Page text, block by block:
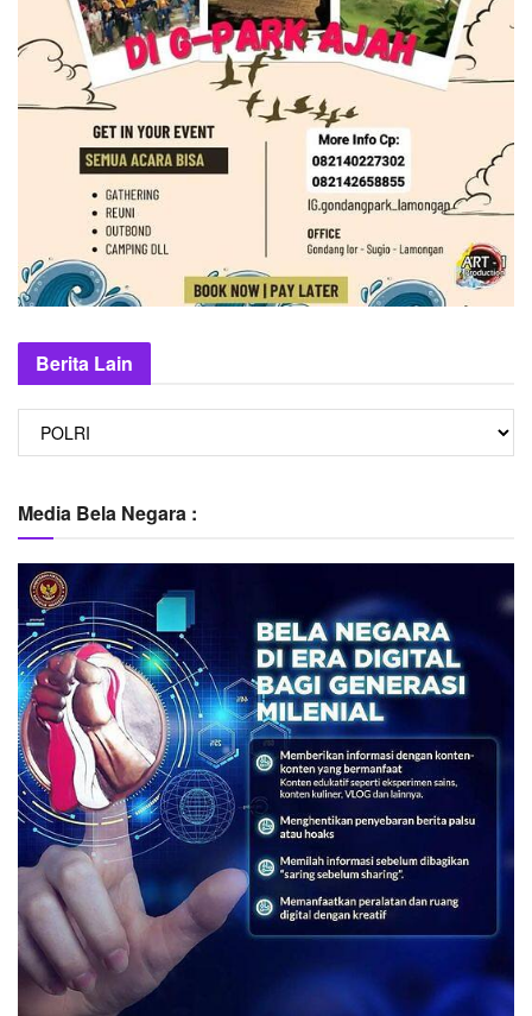
Berita Lain
Berita
Media Bela Negara :